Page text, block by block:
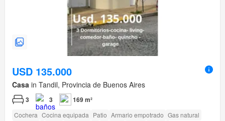
USD 135.000
Casa in Tandil, Provincia de Buenos Aires
3 3 169 m²
Cochera Cocina equipada Patio Armario empotrado Gas natural